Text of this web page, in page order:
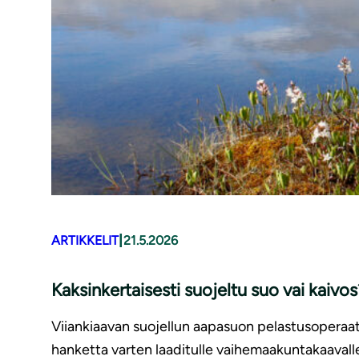
ARTIKKELIT| 21.5.2026
Kaksinkertaisesti suojeltu suo vai
Viiankiaavan suojellun aapasuon
hanketta varten laaditulle